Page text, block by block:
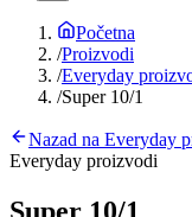
Početna
/Proizvodi
/Everyday
/Super 10/1
Nazad na Everyday
Everyday proizvodi